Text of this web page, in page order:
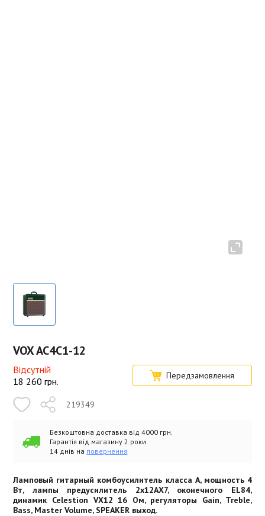
VOX AC4C1-12
Відсутній
18 260 грн. Передзамовлення
219349
Безкоштовна доставка від 4000 грн.
Гарантія від магазину 2 роки
14 днів на повернення
Ламповый гитарный комбоусилитель класса А, мощность 4
Вт, лампы предусилитель 2х12AX7, оконечного EL84,
динамик Celestion VX12 16 Ом, регуляторы Gain, Treble,
Bass, Master Volume, SPEAKER выход.